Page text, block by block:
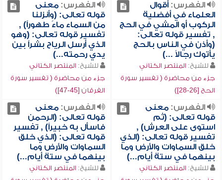
الفهرس:أقوال
العلماء في أفضلية
الركوب أو المشي في الحج
, تفسير قوله تعالى:
(وأذن في الناس بالحج
يأتوك رجالاً ...)
للشيخ: المنتصر الكتاني
جزء من محاضرة ( تفسير سورة
الحج [26-28])
الفهرس:معنى
قوله تعالى: (وأنزلنا
من السماء ماءً طهوراً) ,
تفسير قوله تعالى: (وهو
الذي أرسل الرياح بشراً بين
يدي رحمته...)
للشيخ: المنتصر الكتاني
جزء من محاضرة ( تفسير سورة
الفرقان [45-47])
الفهرس:معنى
قوله تعالى: (ثم
استوى على العرش) ,
تفسير قوله تعالى: (الذي
خلق السماوات والأرض وما
بينهما في ستة أيام...)
للشيخ: المنتصر الكتاني
الفهرس:معنى
قوله تعالى: (الرحمن
فاسأل به خبيراً) , تفسير
قوله تعالى: (الذي خلق
السماوات والأرض وما
بينهما في ستة أيام...)
للشيخ: المنتصر الكتاني